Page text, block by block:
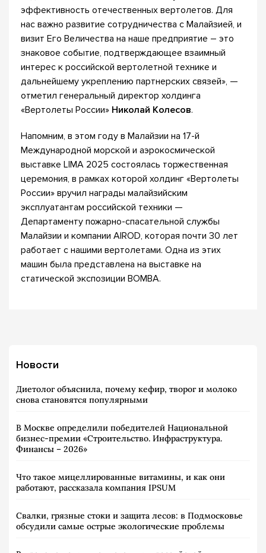
эффективность отечественных вертолетов. Для
нас важно развитие сотрудничества с Малайзией, и
визит Его Величества на наше предприятие – это
знаковое событие, подтверждающее взаимный
интерес к российской вертолетной технике и
дальнейшему укреплению партнерских связей», —
отметил генеральный директор холдинга
«Вертолеты России» Николай Колесов.
Напомним, в этом году в Малайзии на 17-й
Международной морской и аэрокосмической
выставке LIMA 2025 состоялась торжественная
церемония, в рамках которой холдинг «Вертолеты
России» вручил награды малайзийским
эксплуатантам российской техники —
Департаменту пожарно-спасательной службы
Малайзии и компании AIROD, которая почти 30 лет
работает с нашими вертолетами. Одна из этих
машин была представлена на выставке на
статической экспозиции BOMBA.
Новости
Диетолог объяснила, почему кефир, творог и молоко
снова становятся популярными
В Москве определили победителей Национальной
бизнес-премии «Строительство. Инфраструктура.
Финансы – 2026»
Что такое мицеллированные витамины, и как они
работают, рассказала компания IPSUM
Свалки, грязные стоки и защита лесов: в Подмосковье
обсудили самые острые экологические проблемы